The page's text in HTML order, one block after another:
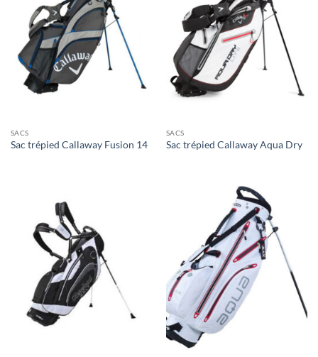
SACS
Sac trépied Callaway Fusion 14
SACS
Sac trépied Callaway Aqua Dry